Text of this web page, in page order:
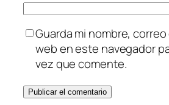
Guarda mi nombre,
web en este navegador
vez que comente.